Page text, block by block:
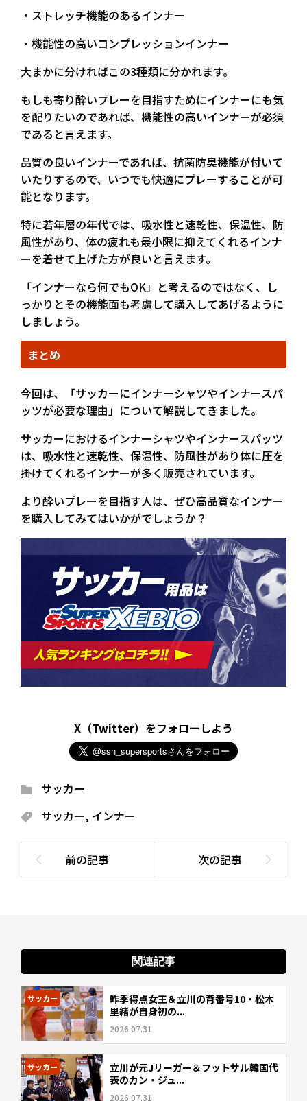
・ストレッチ機能のあるインナー
・機能性の高いコンプレッションインナー
大まかに分ければこの3種類に分かれます。
もしも寄り酔いプレーを目指すためにインナーにも気
を配りたいのであれば、機能性の高いインナーが必須
であると言えます。
品質の良いインナーであれば、抗菌防臭機能が付いて
いたりするので、いつでも快適にプレーすることが可
能となります。
特に若年層の年代では、吸水性と速乾性、保温性、防
風性があり、体の疲れも最小限に抑えてくれるインナ
ーを着せて上げた方が良いと言えます。
「インナーなら何でもOK」と考えるのではなく、し
っかりとその機能面も考慮して購入してあげるように
しましょう。
まとめ
今回は、「サッカーにインナーシャツやインナースパ
ッツが必要な理由」について解説してきました。
サッカーにおけるインナーシャツやインナースパッツ
は、吸水性と速乾性、保温性、防風性があり体に圧を
掛けてくれるインナーが多く販売されています。
より酔いプレーを目指す人は、ぜひ高品質なインナー
を購入してみてはいかがでしょうか？
X（Twitter）をフォローしよう
サッカー
サッカー, インナー
関連記事
サッカー
昨季得点女王＆立川の背番号10・松木
里緒が自身初の...
2026.07.31
サッカー
立川が元Jリーガー＆フットサル韓国代
表のカン・ジュ...
2026.07.31